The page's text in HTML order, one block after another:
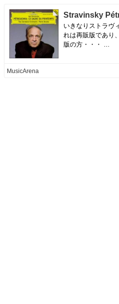
いきなりストラヴ
れは再販版であり
版の方・・・ ...
MusicArena